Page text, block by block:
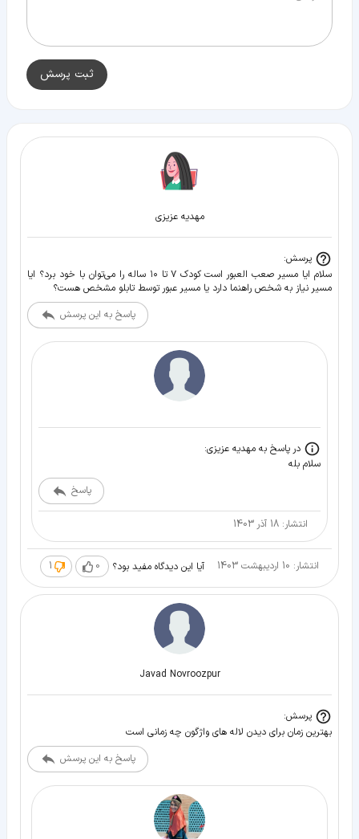
ثبت پرسش
مهدیه عزیزی
پرسش:
سلام ایا مسیر صعب العبور است کودک ۷ تا ۱۰ ساله را می‌توان با خود برد؟ ایا
مسیر نیاز به شخص راهنما دارد یا مسیر عبور توسط تابلو مشخص هست؟
پاسخ به این پرسش
در پاسخ به مهدیه عزیزی:
سلام بله
پاسخ
انتشار: 18 آذر 1403
انتشار: 10 اردیبهشت 1403 آیا این دیدگاه مفید بود؟ 0
1
Javad Novroozpur
پرسش:
بهترین زمان برای دیدن لاله های واژگون چه زمانی است
پاسخ به این پرسش